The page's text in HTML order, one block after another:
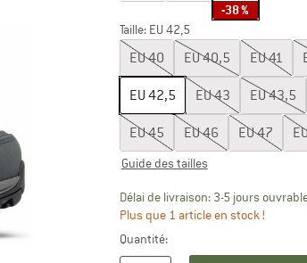
-38 %
Taille: EU42,5
EU40 EU40,5 EU41
EU 42,5 EU43 EU43,5
EU45 EU46 EU47
Guide des tailles
Délai de livraison: 3-5 jours
Plus que 1 article en stock !
Quantité: